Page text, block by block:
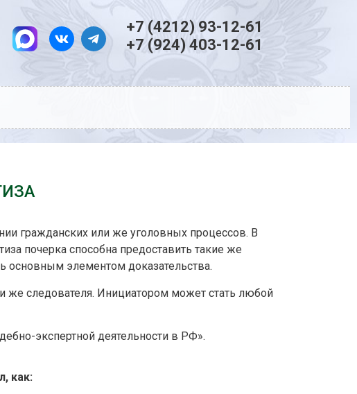
+7 (4212) 93-12-61
+7 (924) 403-12-61
гражданских или же уголовных процессов. В
почерка способна предоставить такие же
основным элементом доказательства.
же следователя. Инициатором может стать любой
экспертной деятельности в РФ».
как: